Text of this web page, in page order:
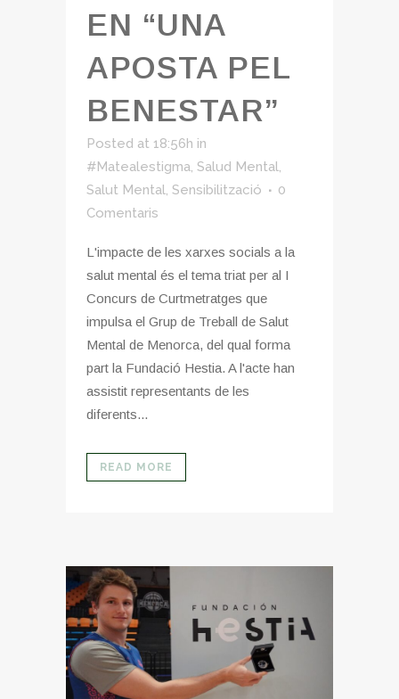
EN “UNA
APOSTA PEL
BENESTAR”
Posted at 18:56h in
#Matealestigma, Salud Mental,
Salut Mental, Sensibilització
0
Comentaris
L'impacte de les xarxes socials a la
salut mental és el tema triat per al I
Concurs de Curtmetratges que
impulsa el Grup de Treball de Salut
Mental de Menorca, del qual forma
part la Fundació Hestia. A l'acte han
assistit representants de les
diferents...
READ MORE